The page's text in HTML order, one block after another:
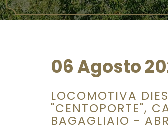
06 Agosto
LOCOMOTIVA
"CENTOPORTE",
BAGAGLIAIO -